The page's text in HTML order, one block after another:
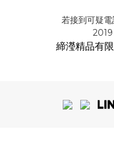
若接到可疑
締瀅精品有